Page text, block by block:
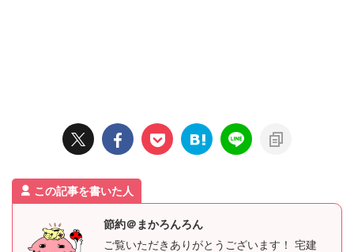
この記事を書いた人
節約＠まかろんろん
ご覧いただきありがとうございます！ 宅建